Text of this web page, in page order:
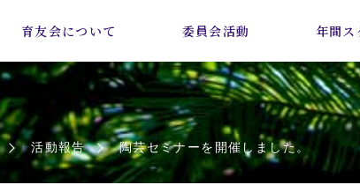
育友会について 委員会活動 年間
活動報告 陶芸セミナーを開催しました。